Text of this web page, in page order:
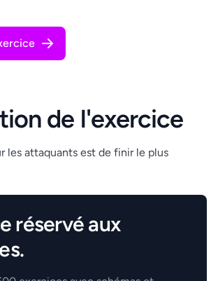
de l'exercice
les attaquants est de finir le plus
réservé aux